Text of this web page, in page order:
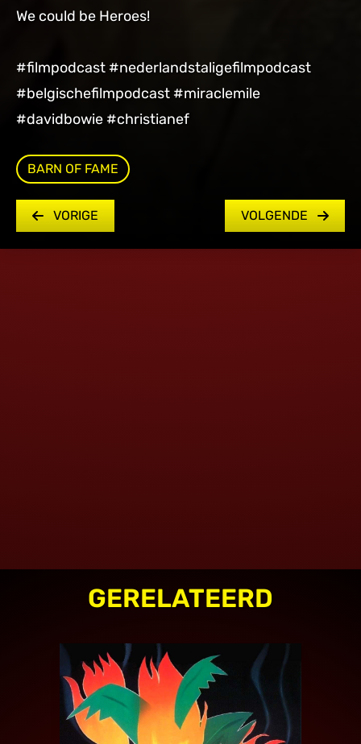
We could be Heroes!
#filmpodcast #nederlandstaligefilmpodcast
#belgischefilmpodcast #miraclemile
#davidbowie #christianef
BARN OF FAME
VORIGE VOLGENDE
GERELATEERD